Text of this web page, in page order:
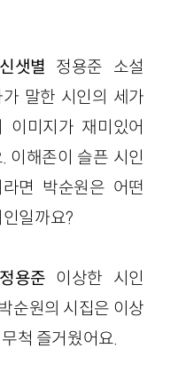
신샛별 정용준 소설
가 말한 시인의 세가
이미지가 재미있어
이해존이 슬픈 시인
라면 박순원은 어떤
일까요?
정용준 이상한 시인
박순원의 시집은 이상
척 즐거웠어요.